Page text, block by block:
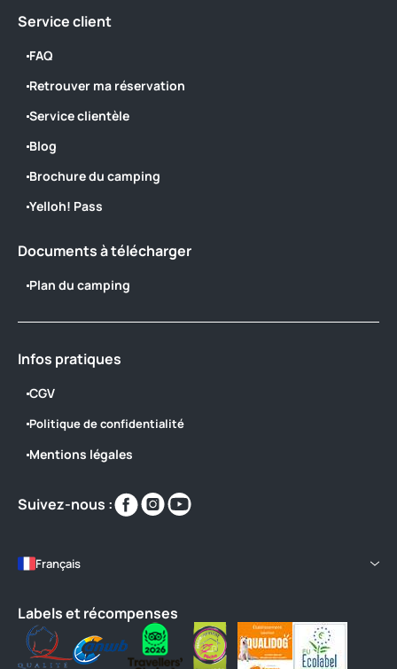
Service client
FAQ
Retrouver ma réservation
Service clientèle
Blog
Brochure du camping
Yelloh! Pass
Documents à télécharger
Plan du camping
Infos pratiques
CGV
Politique de confidentialité
Mentions légales
Suivez-nous :
Retrouvez-
nous
https://www.facebook.com/
Retrouvez-
nous
https://www.instagram.com/
https://www.youtube.com/
Français
Labels et récompenses